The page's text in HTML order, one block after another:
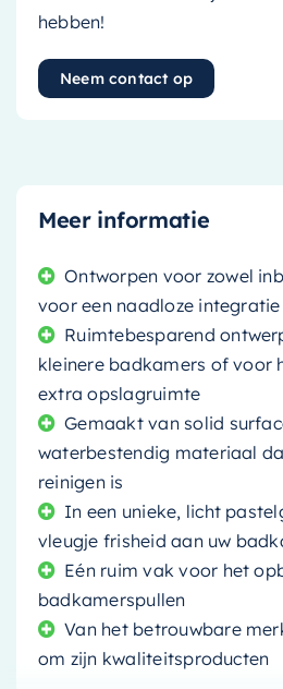
hebben!
Neem contact op
Meer informatie
Ontworpen voor zowel
voor een naadloze
Ruimtebesparend
kleinere badkamers of voor
extra opslagruimte
Gemaakt van solid
waterbestendig materiaal
reinigen is
In een unieke, licht
vleugje frisheid aan uw
Eén ruim vak voor het
badkamerspullen
Van het betrouwbare
om zijn kwaliteitsproducten